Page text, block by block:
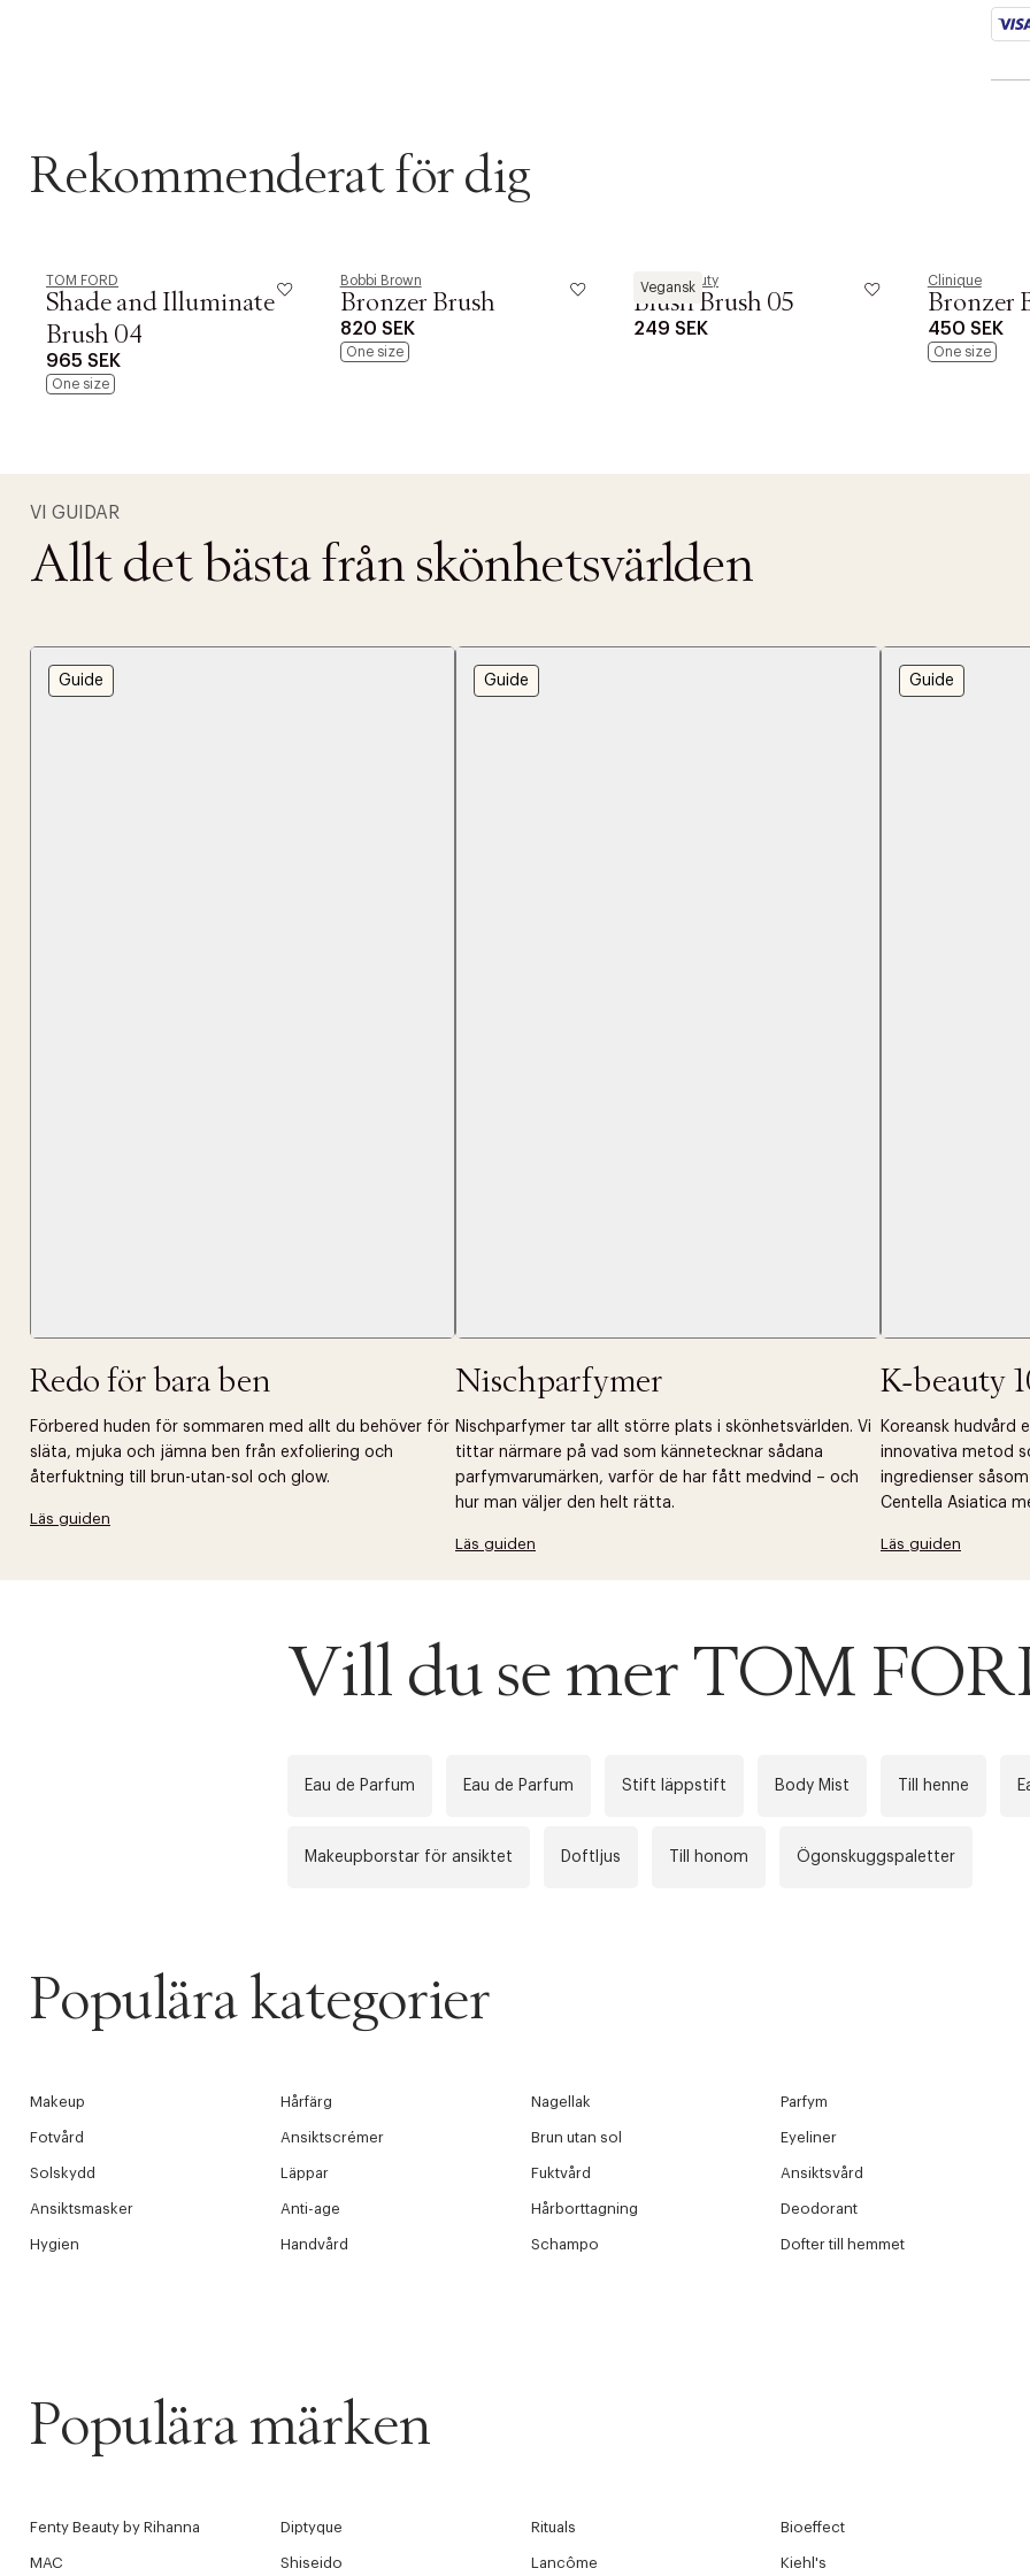
Rekommenderat för dig
TOM FORD
Shade and Illuminate
Brush 04
965 SEK
One size
Bobbi Brown
Bronzer Brush
820 SEK
One size
Vegansk
Sanzi Beauty
Blush Brush 05
249 SEK
Clinique
Bronzer
450 SEK
One size
VI GUIDAR
Allt det bästa från skönhetsvärlden
Guide
Redo för bara ben
Förbered huden för sommaren med allt du behöver för
släta, mjuka och jämna ben från exfoliering och
återfuktning till brun-utan-sol och glow.
Läs guiden
Guide
Nischparfymer
Nischparfymer tar allt större plats i skönhetsvärlden. Vi
tittar närmare på vad som kännetecknar sådana
parfymvarumärken, varför de har fått medvind – och
hur man väljer den helt rätta.
Läs guiden
Guide
K-beauty
Koreansk hudvård
innovativa metod
ingredienser
Centella Asiatica
Läs guiden
Vill du se mer TOM
Eau de Parfum Eau de Parfum Stift läppstift Body Mist Till henne
Makeupborstar för ansiktet Doftljus Till honom Ögonskuggspaletter
Populära kategorier
Makeup Hårfärg Nagellak Parfym
Fotvård Ansiktscrémer Brun utan sol Eyeliner
Solskydd Läppar Fuktvård Ansiktsvård
Ansiktsmasker Anti-age Hårborttagning Deodorant
Hygien Handvård Schampo Dofter till hemmet
Populära märken
Fenty Beauty by Rihanna Diptyque Rituals Bioeffect
MAC Shiseido Lancôme Kiehl's